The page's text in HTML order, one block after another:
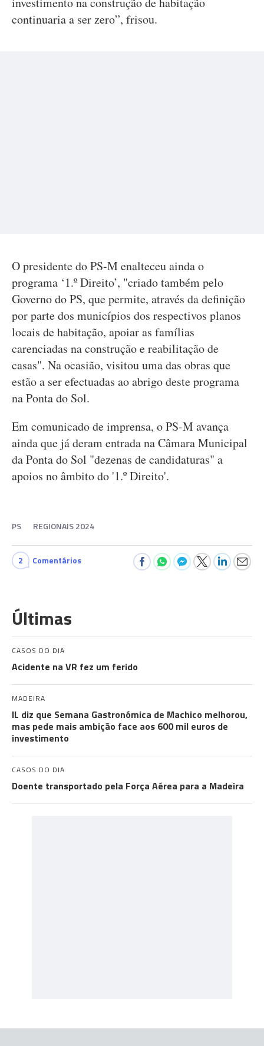
continuaria a ser zero”, frisou.
O presidente do PS-M enalteceu ainda o
programa ‘1.º Direito’, "criado também pelo
Governo do PS, que permite, através da definição
por parte dos municípios dos respectivos planos
locais de habitação, apoiar as famílias
carenciadas na construção e reabilitação de
casas". Na ocasião, visitou uma das obras que
estão a ser efectuadas ao abrigo deste programa
na Ponta do Sol.
Em comunicado de imprensa, o PS-M avança
ainda que já deram entrada na Câmara Municipal
da Ponta do Sol "dezenas de candidaturas" a
apoios no âmbito do '1.º Direito'.
PS REGIONAIS 2024
2 Comentários
Últimas
CASOS DO DIA
Acidente na VR fez um ferido
MADEIRA
IL diz que Semana Gastronómica de Machico melhorou,
mas pede mais ambição face aos 600 mil euros de
investimento
CASOS DO DIA
Doente transportado pela Força Aérea para a Madeira